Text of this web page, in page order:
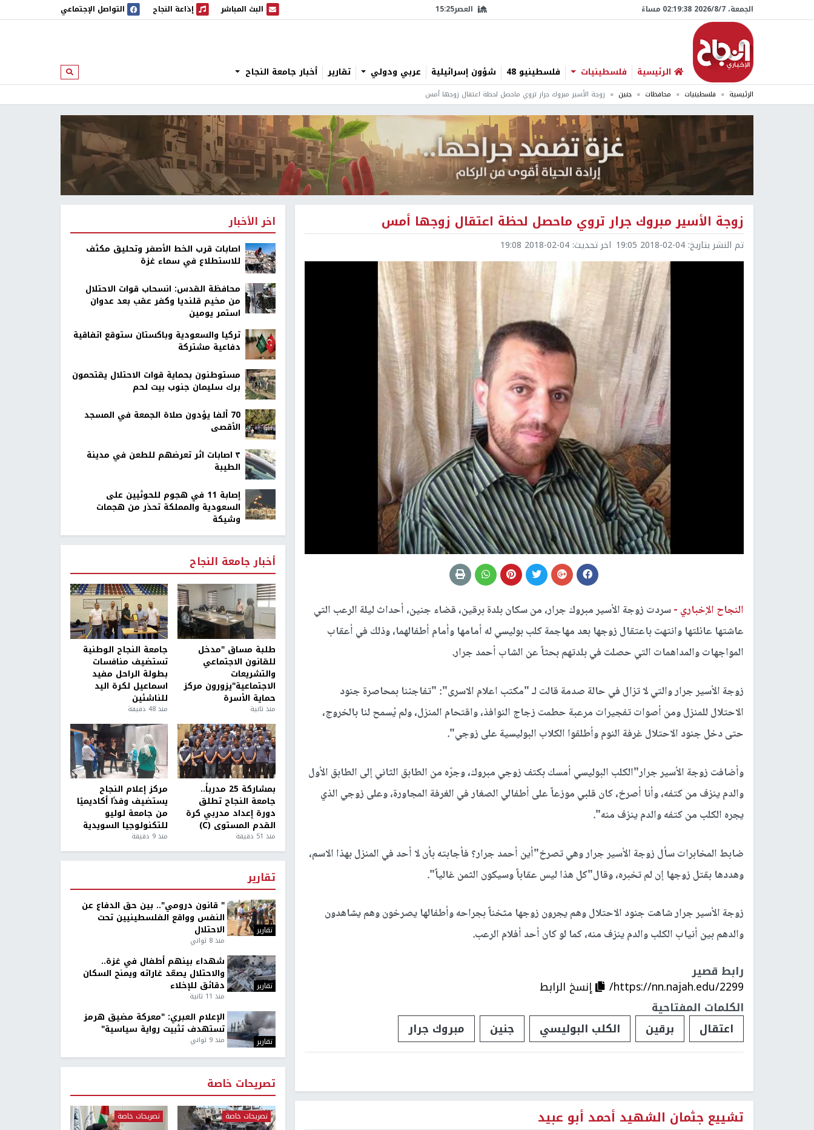
الجمعة، 7/‏8/‏2026 02:19:39 مساءً العصر15:25 البث المباشر
البث المباشر إذاعة النجاح
إذاعة النجاح التواصل الإجتماعي
الرئيسية فلسطينيات فلسطينيو 48 شؤون إسرائيلية عربي ودولي تقارير أخبار جامعة النجاح ابحث
الرئيسية فلسطينيات محافظات جنين زوجة الأسير مبروك جرار تروي ماحصل لحظة اعتقال زوجها أمس
زوجة الأسير مبروك جرار تروي ماحصل لحظة اعتقال زوجها أمس
تم النشر بتاريخ: 2018-02-04 19:05 اخر تحديث: 2018-02-04 19:08
النجاح الإخباري -سردت زوجة الأسير مبروك جرار، من سكان بلدة برقين، قضاء جنين، أحداث ليلة الرعب التي
عاشتها عائلتها وانتهت باعتقال زوجها بعد مهاجمة كلب بوليسي له أمامها وأمام أطفالهما، وذلك في أعقاب
المواجهات والمداهمات التي حصلت في بلدتهم بحثاً عن الشاب أحمد جرار.
زوجة الأسير جرار والتي لا تزال في حالة صدمة قالت لـ "مكتب اعلام الاسرى": "تفاجئنا بمحاصرة جنود
الاحتلال للمنزل ومن أصوات تفجيرات مرعبة حطمت زجاج النوافذ، واقتحام المنزل، ولم يُسمح لنا بالخروج،
حتى دخل جنود الاحتلال غرفة النوم وأطلقوا الكلاب البوليسية على زوجي".
وأضافت زوجة الأسير جرار"الكلب البوليسي أمسك بكتف زوجي مبروك، وجرّه من الطابق الثاني إلى الطابق الأول
والدم ينزف من كتفه، وأنا أصرخ، كان قلبي موزعاً على أطفالي الصغار في الغرفة المجاورة، وعلى زوجي الذي
يجره الكلب من كتفه والدم ينزف منه".
ضابط المخابرات سأل زوجة الأسير جرار وهي تصرخ"أين أحمد جرار؟ فأجابته بأن لا أحد في المنزل بهذا الاسم،
وهددها بقتل زوجها إن لم تخبره، وقال"كل هذا ليس عقاباً وسيكون الثمن غالياً".
زوجة الأسير جرار شاهت جنود الاحتلال وهم يجرون زوجها مثخناً بجراحه وأطفالها يصرخون وهم يشاهدون
والدهم بين أنياب الكلب والدم ينزف منه، كما لو كان أحد أفلام الرعب.
رابط قصير
https://nn.najah.edu/2299/
إنسخ الرابط
الكلمات المفتاحية
اعتقال
برقين الكلب البوليسي جنين مبروك جرار
تشييع جثمان الشهيد أحمد أبو عبيد
اخر الأخبار
اصابات قرب الخط الأصفر وتحليق مكثف
للاستطلاع في سماء غزة
محافظة القدس: انسحاب قوات الاحتلال
من مخيم قلنديا وكفر عقب بعد عدوان
استمر يومين
تركيا والسعودية وباكستان ستوقع اتفاقية
دفاعية مشتركة
مستوطنون بحماية قوات الاحتلال يقتحمون
برك سليمان جنوب بيت لحم
70 ألفا يؤدون صلاة الجمعة في المسجد
الأقصى
٣ اصابات اثر تعرضهم للطعن في مدينة
الطيبة
إصابة 11 في هجوم للحوثيين على
السعودية والمملكة تحذر من هجمات
وشيكة
أخبار جامعة النجاح
طلبة مساق "مدخل
للقانون الاجتماعي
والتشريعات
الاجتماعية"يزورون مركز
حماية الأسرة
منذ ثانية
جامعة النجاح الوطنية
تستضيف منافسات
بطولة الراحل مفيد
اسماعيل لكرة اليد
للناشئين
منذ 48 دقيقة
بمشاركة 25 مدرباً..
جامعة النجاح تطلق
دورة إعداد مدربي كرة
القدم المستوى (C)
منذ 51 دقيقة
مركز إعلام النجاح
يستضيف وفدًا أكاديميًا
من جامعة لوليو
للتكنولوجيا السويدية
منذ 9 دقيقة
تقارير
تقارير
" قانون درومي".. بين حق الدفاع عن
النفس وواقع الفلسطينيين تحت
الاحتلال
منذ 8 ثواني
تقارير
شهداء بينهم أطفال في غزة..
والاحتلال يصعّد غاراته ويمنح السكان
دقائق للإخلاء
منذ 11 ثانية
تقارير
الإعلام العبري: "معركة مضيق هرمز
تستهدف تثبيت رواية سياسية"
منذ 9 ثواني
تصريحات خاصة
تصريحات خاصة تصريحات خاصة